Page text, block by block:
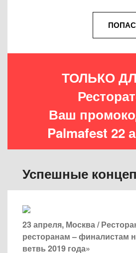
ТОЛЬКО
Ваш
Palmafest 22
Успешные
23 апреля, Москва /
ресторанам – финалистам
ветвь 2019 года»